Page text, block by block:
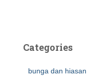
Categories
bunga dan hiasan